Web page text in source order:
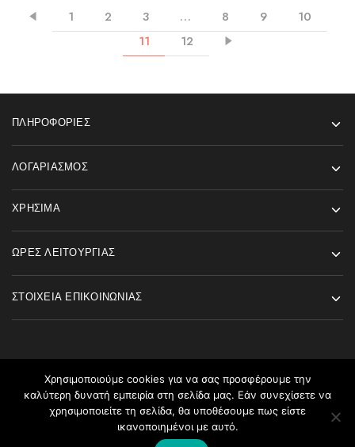
1 2 3 … 8 9
10
11
12
ΠΛΗΡΟΦΟΡΊΕΣ
ΛΟΓΑΡΙΑΣΜΌΣ
ΧΡΉΣΙΜΑ
ΏΡΕΣ ΛΕΙΤΟΥΡΓΊΑΣ
ΣΤΟΙΧΕΊΑ ΕΠΙΚΟΙΝΩΝΊΑΣ
©2026 Angels Fashion All rights reserved
Χρησιμοποιούμε cookies για να σας προσφέρουμε την
καλύτερη δυνατή εμπειρία στη σελίδα μας. Εάν συνεχίσετε να
χρησιμοποιείτε τη σελίδα, θα υποθέσουμε πως είστε
ικανοποιημένοι με αυτό.